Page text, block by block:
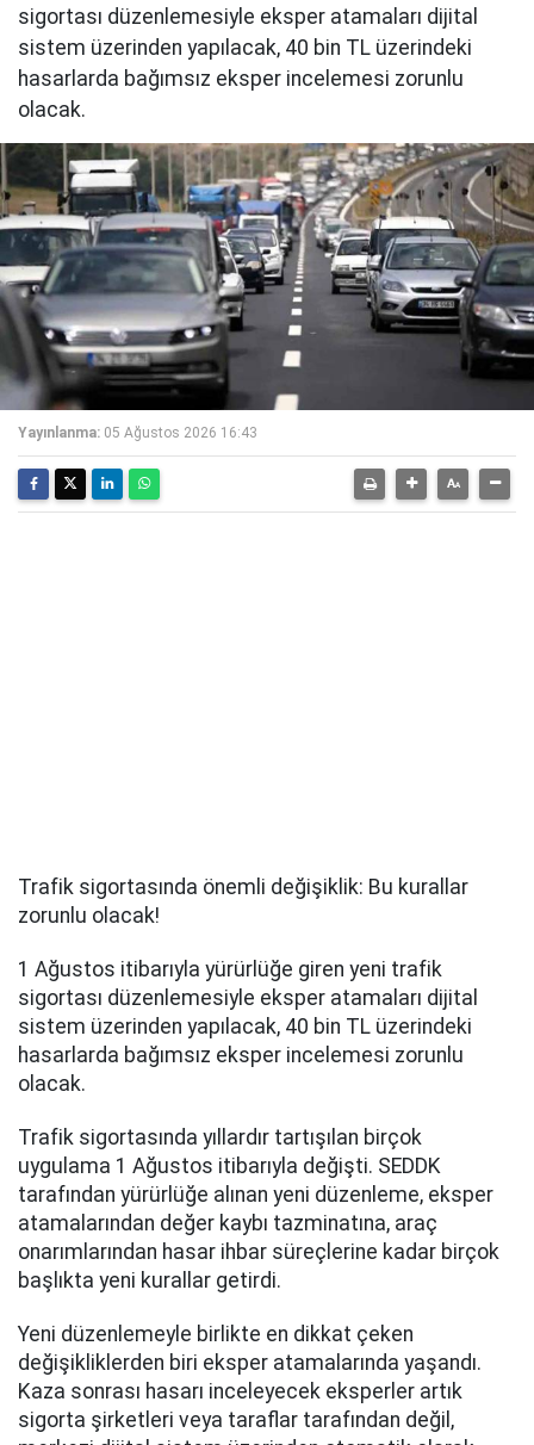
sigortası düzenlemesiyle eksper atamaları dijital
sistem üzerinden yapılacak, 40 bin TL üzerindeki
hasarlarda bağımsız eksper incelemesi zorunlu
olacak.
Yayınlanma: 05 Ağustos 2026 16:43
Trafik sigortasında önemli değişiklik: Bu kurallar
zorunlu olacak!
1 Ağustos itibarıyla yürürlüğe giren yeni trafik
sigortası düzenlemesiyle eksper atamaları dijital
sistem üzerinden yapılacak, 40 bin TL üzerindeki
hasarlarda bağımsız eksper incelemesi zorunlu
olacak.
Trafik sigortasında yıllardır tartışılan birçok
uygulama 1 Ağustos itibarıyla değişti. SEDDK
tarafından yürürlüğe alınan yeni düzenleme, eksper
atamalarından değer kaybı tazminatına, araç
onarımlarından hasar ihbar süreçlerine kadar birçok
başlıkta yeni kurallar getirdi.
Yeni düzenlemeyle birlikte en dikkat çeken
değişikliklerden biri eksper atamalarında yaşandı.
Kaza sonrası hasarı inceleyecek eksperler artık
sigorta şirketleri veya taraflar tarafından değil,